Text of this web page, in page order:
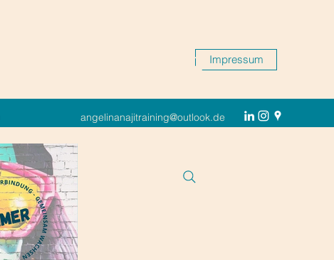
Impressum
angelinanajitraining@outlook.de